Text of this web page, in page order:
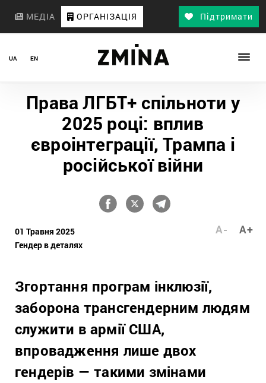
МЕДІА ОРГАНІЗАЦІЯ Підтримати
UA EN
Права ЛГБТ+ спільноти у
2025 році: вплив
євроінтеграції, Трампа і
російської війни
01 Травня 2025
Гендер в деталях
A+
A-
Згортання програм інклюзії,
заборона трансгендерним людям
служити в армії США,
впровадження лише двох
гендерів — такими змінами